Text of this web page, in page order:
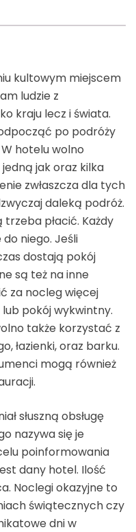
kultowym miejscem
ludzie z
kraju lecz i świata.
po podróży
hotelu wolno
jak oraz kilka
zwłaszcza dla tych
daleką podróż.
płacić. Każdy
niego. Jeśli
dostają pokój
są też na inne
za nocleg więcej
pokój wykwintny.
także korzystać z
łazienki, oraz barku.
mogą również
słuszną obsługę
nazywa się je
poinformowania
dany hotel. Ilość
Noclegi okazyjne to
świątecznych czy
dni w